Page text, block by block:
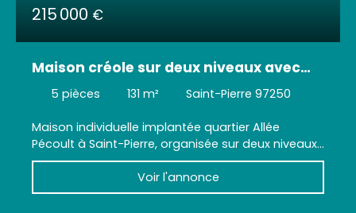
215 000 €
Maison créole sur deux niveaux avec
véranda tout autour – Allée Pécoult,
Saint-Pierre
5 pièces 131 m² Saint-Pierre 97250
Maison individuelle implantée quartier Allée
Pécoult à Saint-Pierre, organisée sur deux niveaux
avec deux logements indépendants (un F3 à
l'étage, un F2 au rez-de-chaussée), véranda
périphérique à l'étage, espace véranda et
Voir l'annonce